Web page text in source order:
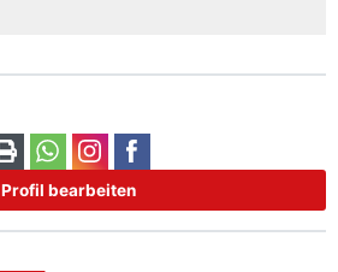
Profil bearbeiten